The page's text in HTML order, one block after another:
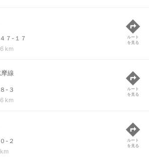
７-１７
km
ルート
を見る
線
-３
km
ルート
を見る
-２
ルート
を見る